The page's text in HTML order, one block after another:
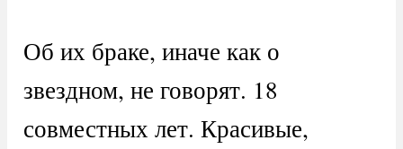
Об их браке, иначе как о
звездном, не говорят. 18
совместных лет. Красивые,